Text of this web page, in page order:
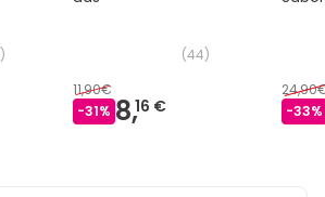
)
(44)
11,90€
-31% 8,16 €
-33%